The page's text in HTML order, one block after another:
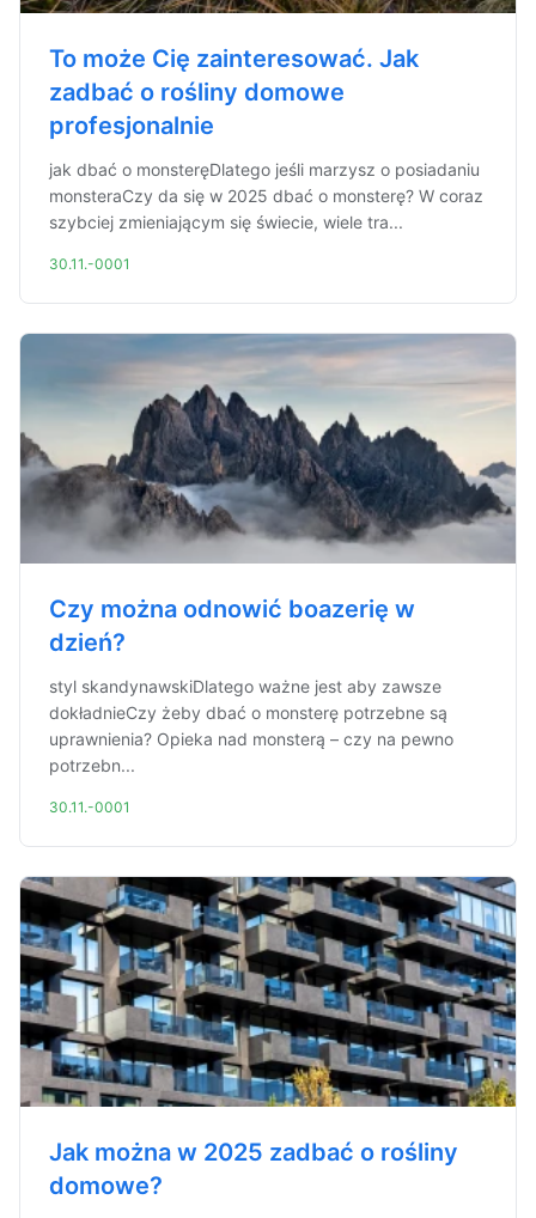
To może Cię zainteresować. Jak
zadbać o rośliny domowe
profesjonalnie
jak dbać o monsteręDlatego jeśli marzysz o posiadaniu
monsteraCzy da się w 2025 dbać o monsterę? W coraz
szybciej zmieniającym się świecie, wiele tra...
30.11.-0001
Czy można odnowić boazerię w
dzień?
styl skandynawskiDlatego ważne jest aby zawsze
dokładnieCzy żeby dbać o monsterę potrzebne są
uprawnienia? Opieka nad monsterą – czy na pewno
potrzebn...
30.11.-0001
Jak można w 2025 zadbać o rośliny
domowe?